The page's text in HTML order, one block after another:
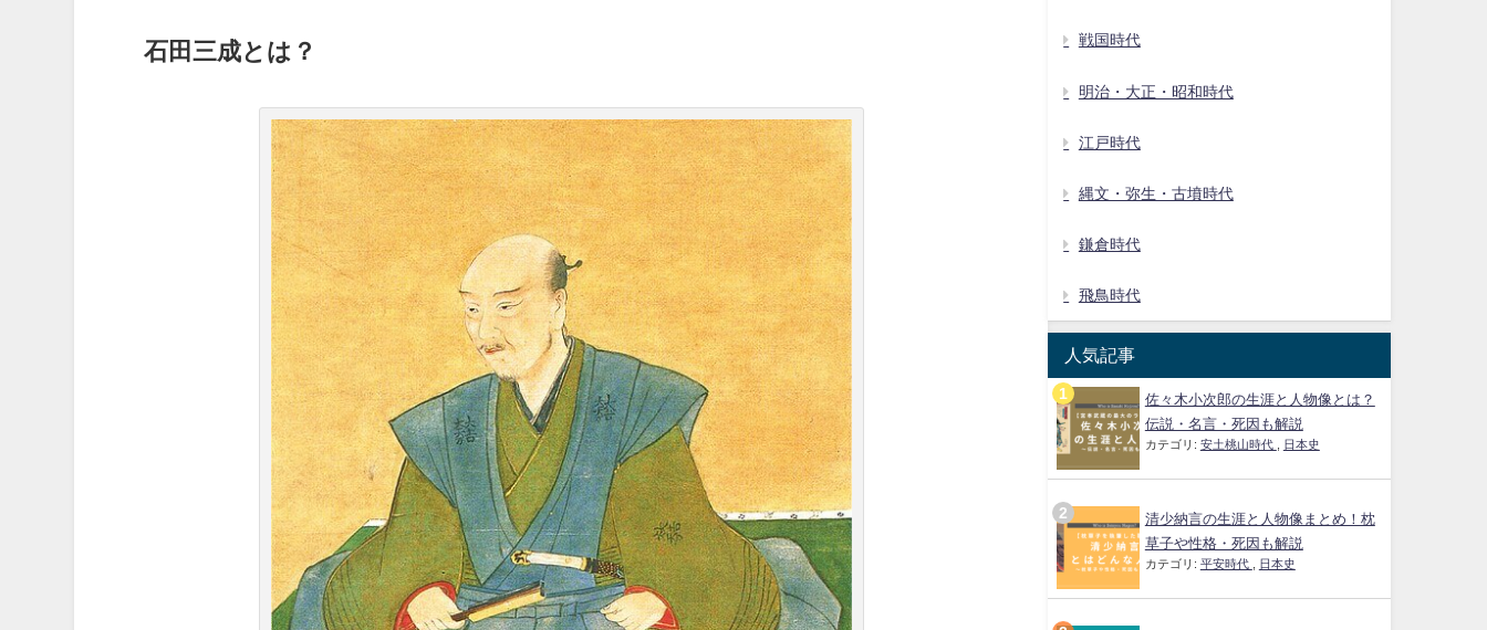
石田三成とは？ 戦国時代
明治・大正・昭和時代
江戸時代
縄文・弥生・古墳時代
鎌倉時代
飛鳥時代
人気記事
佐々木小次郎の生涯と人物像とは？
伝説・名言・死因も解説
カテゴリ: 安土桃山時代 日本史
清少納言の生涯と人物像まとめ！枕
草子や性格・死因も解説
カテゴリ: 平安時代 日本史